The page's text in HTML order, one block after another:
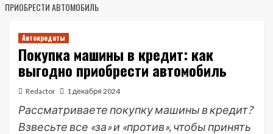
ПРИОБРЕСТИ АВТОМОБИЛЬ
Автокредиты
Покупка машины в кредит: как
выгодно приобрести автомобиль
Redactor 1 декабря 2024
Рассматриваете покупку машины в кредит?
Взвесьте все «за» и «против», чтобы принять